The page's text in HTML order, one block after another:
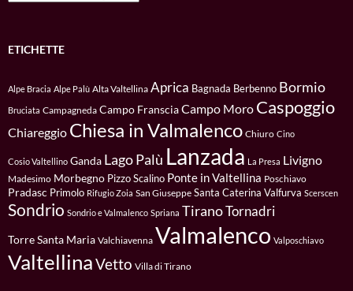
ETICHETTE
Alpe Bracia Alpe Palù Alta Valtellina Aprica Bagnada Berbenno Bormio
Bruciata Campagneda Campo FransciaCampo Moro Caspoggio
Chiareggio Chiesa in Valmalenco Chiuro Cino
Cosio Valtellino Ganda Lago Palù Lanzada La Presa Livigno
Madesimo Morbegno Pizzo Scalino Ponte in Valtellina Poschiavo
Pradasc Primolo Rifugio Zoia San Giuseppe Santa Caterina Valfurva Scerscen
Sondrio Sondrio e Valmalenco Spriana TiranoTornadri
Torre Santa Maria Valchiavenna Valmalenco Valposchiavo
ValtellinaVetto Villa di Tirano